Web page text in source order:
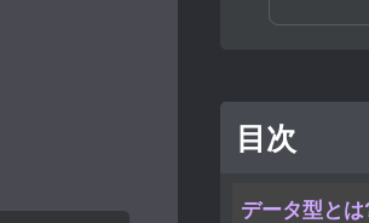
目次
データ型とは